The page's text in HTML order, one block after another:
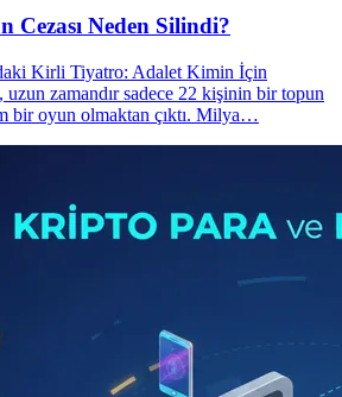
Cezası Neden Silindi?
Kirli Tiyatro: Adalet Kimin İçin
zamandır sadece 22 kişinin bir topun
bir oyun olmaktan çıktı. Milya…